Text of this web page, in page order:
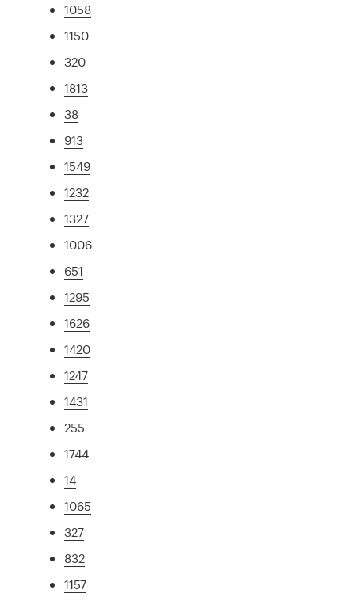
1058
1150
320
1813
38
913
1549
1232
1327
1006
651
1295
1626
1420
1247
1431
255
1744
14
1065
327
832
1157